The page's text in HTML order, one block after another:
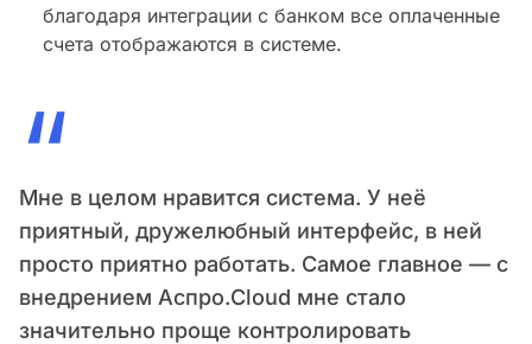
благодаря интеграции с банком все оплаченные
счета отображаются в системе.
“
Мне в целом нравится система. У неё
приятный, дружелюбный интерфейс, в ней
просто приятно работать. Самое главное — с
внедрением Аспро.Cloud мне стало
значительно проще контролировать